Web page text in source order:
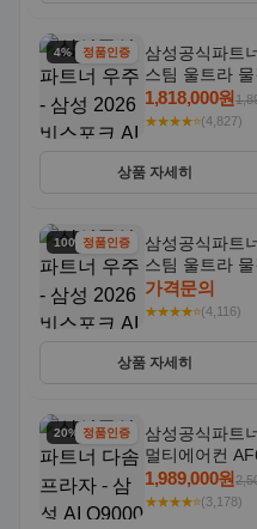
4% 할인정품인증
삼성공식파트
스팀 울트라
레이지 AAG
1,818,000원
★★★★⭐(4,827)
상품 자세히
100% 할인
정품인증
삼성공식파트
스팀 울트라
콜 AAH
가격문의
★★★★⭐(4,116)
상품 자세히
20% 할인정품인증
삼성공식파트
멀티에어컨
기본설치포함
1,989,000원
★★★★⭐(3,178)